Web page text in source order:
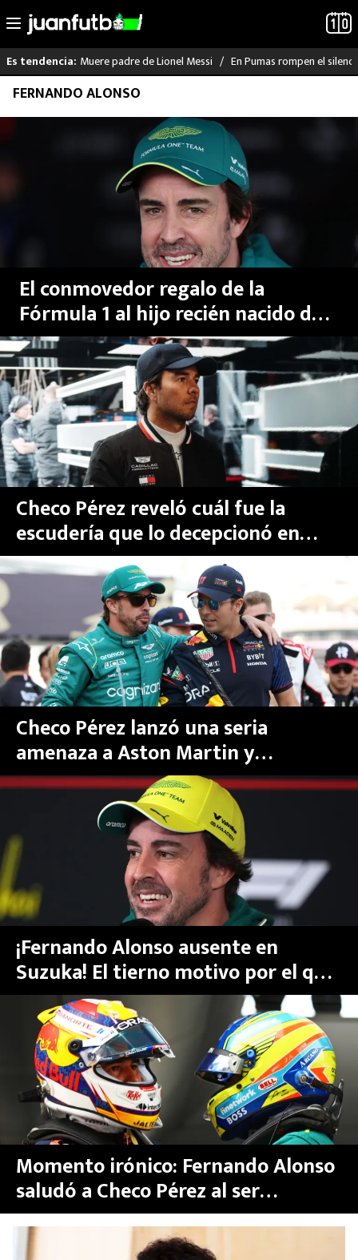
Saltar
contenido
Es tendencia: Muere padre de Lionel Messi En Pumas rompen el
LO ÚLTIMO
SELECCIÓN MEXICANA
FUTBOL INTERNACIONAL
MEXICANOS EN EL EXTRANJERO
FUTBOL ESTUFA
FÓRMULA 1
BOXEO
LIGA MX
NFL
FERNANDO ALONSO
El conmovedor regalo de la
Fórmula 1 al hijo recién nacido de
Fernando Alonso
Checo Pérez reveló cuál fue la
escudería que lo decepcionó en
este inicio de la F1 2026
Checo Pérez lanzó una seria
amenaza a Aston Martin y
Fernando Alonso de cara al GP de
Miami de la F1 2026
¡Fernando Alonso ausente en
Suzuka! El tierno motivo por el que
llega tarde al GP de Japón de la
Fórmula 1
Momento irónico: Fernando Alonso
saludó a Checo Pérez al ser
adelantado en el GP de China de la
Fórmula 1